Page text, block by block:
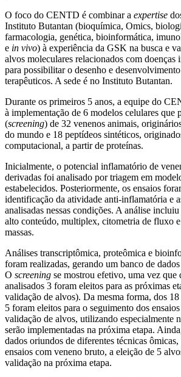
O foco do CENTD é combinar a expertise
Instituto Butantan (bioquímica, Omics,
farmacologia, genética, bioinformática,
e in vivo) à experiência da GSK na busca e
alvos moleculares relacionados com doenças
para possibilitar o desenho e
terapêuticos. A sede é no Instituto Butantan.
Durante os primeiros 5 anos, a equipe do
à implementação de 6 modelos celulares que
(screening) de 32 venenos animais,
do mundo e 18 peptídeos sintéticos,
computacional, a partir de proteínas.
Inicialmente, o potencial inflamatório de
derivadas foi analisado por triagem em
estabelecidos. Posteriormente, os ensaios
identificação da atividade anti-inflamatória e
analisadas nessas condições. A análise
alto conteúdo, multiplex, citometria de fluxo
massas.
Análises transcriptômica, proteômica e
foram realizadas, gerando um banco de
O screening se mostrou efetivo, uma vez que
analisados 3 foram eleitos para as próximas
validação de alvos). Da mesma forma, dos 18
5 foram eleitos para o seguimento dos
validação de alvos, utilizando especialmente
serão implementadas na próxima etapa.
dados oriundos de diferentes técnicas
ensaios com veneno bruto, a eleição de 5
validação na próxima etapa.